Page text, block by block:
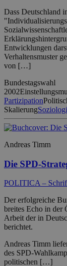
Dass Deutschland
Entwicklungen
Verhaltensmuster
von […]
Bundestagswahl
2002
Partizipation
Skalierung
Andreas Timm
Die SPD-
POLITICA –
Der erfolgreiche
breites Echo in der
Arbeit der in
berichtet.
Andreas Timm
des SPD-
politischen […]